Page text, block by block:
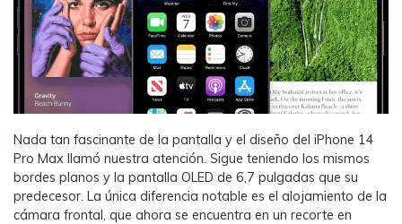
Nada tan fascinante de la pantalla y el diseño del iPhone 14
Pro Max llamó nuestra atención. Sigue teniendo los mismos
bordes planos y la pantalla OLED de 6,7 pulgadas que su
predecesor. La única diferencia notable es el alojamiento de la
cámara frontal, que ahora se encuentra en un recorte en